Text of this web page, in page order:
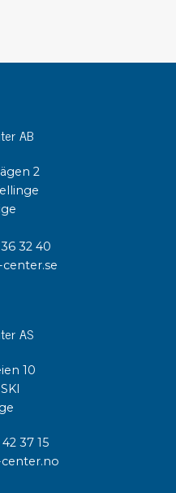
AB
2
32 40
center.se
AS
10
37 15
center.no